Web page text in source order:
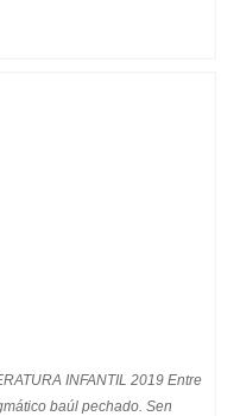
INFANTIL 2019 Entre
baúl pechado. Sen